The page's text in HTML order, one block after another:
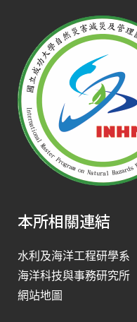
本所相關連結
水利及海洋工程研學系
海洋科技與事務研究所
網站地圖